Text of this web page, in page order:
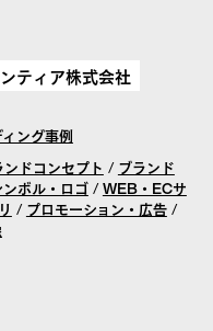
ティア株式会社
ング事例
ンドコンセプト / ブランド
ボル・ロゴ/WEB・ECサ
/ プロモーション・広告/